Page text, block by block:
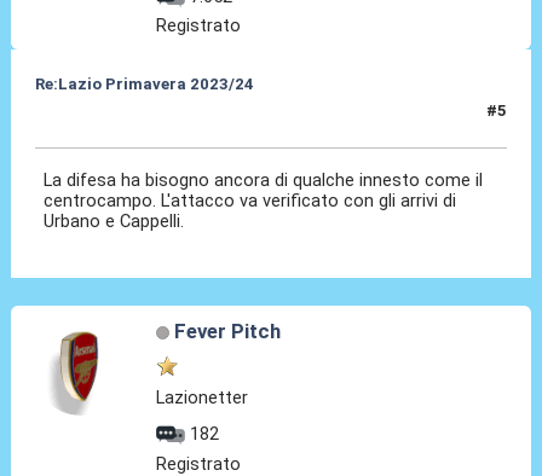
Registrato
Re:Lazio Primavera 2023/24
#5
La difesa ha bisogno ancora di qualche innesto come il
centrocampo. L'attacco va verificato con gli arrivi di
Urbano e Cappelli.
Fever Pitch
Lazionetter
182
Registrato